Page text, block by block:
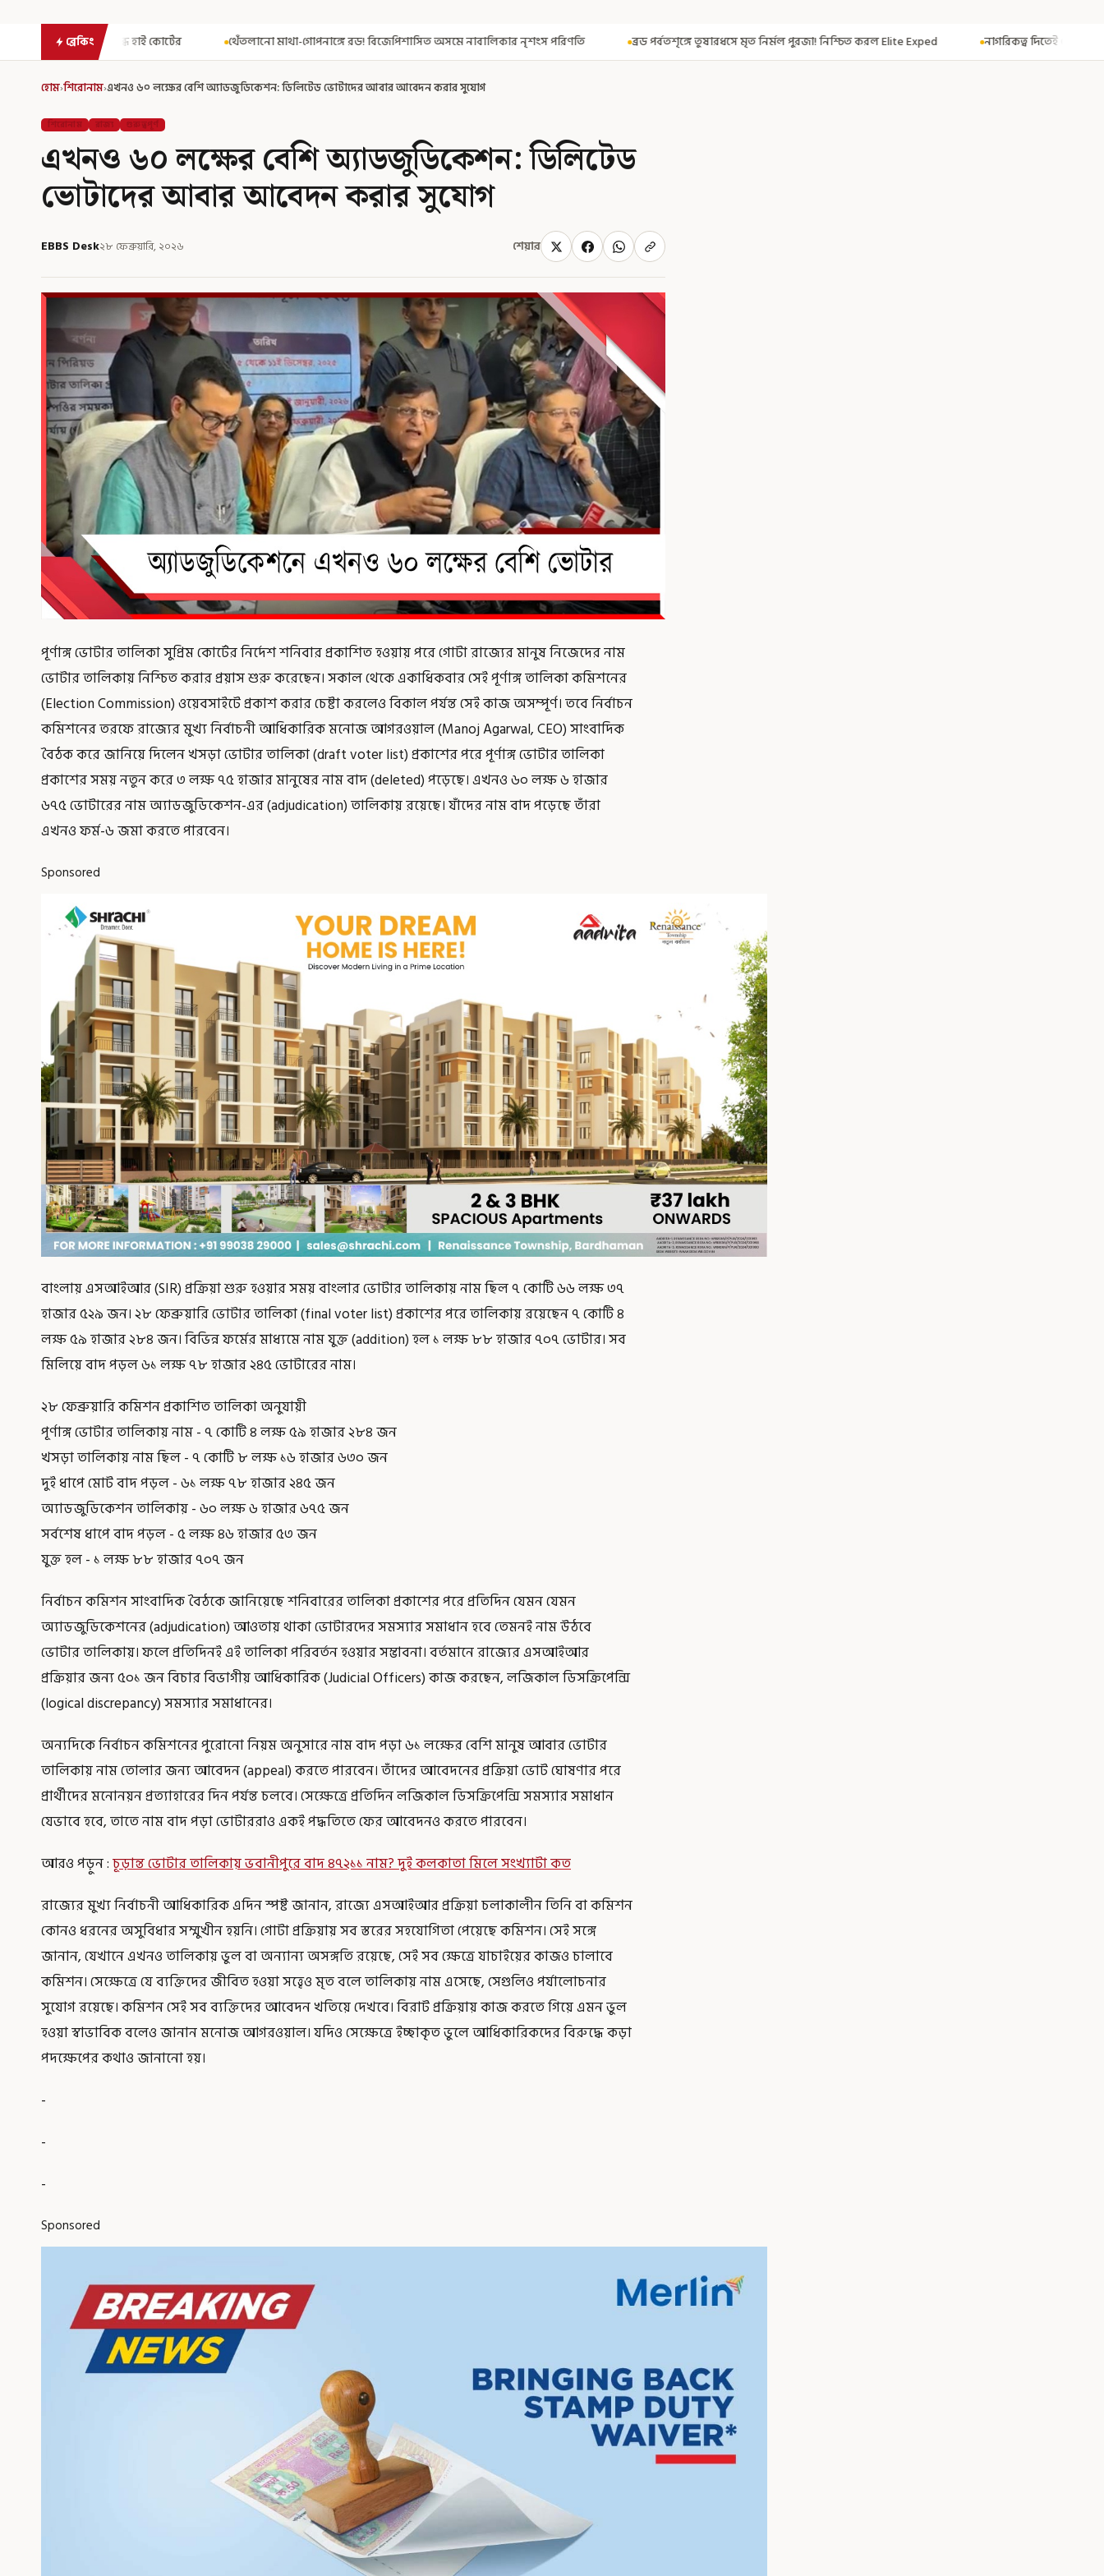
ব্রেকিংথেঁতলানো মাথা-গোপনাঙ্গে রড! বিজেপিশাসিত অসমে নাবালিকার নৃশংস পরিণতি ব্রড পর্বতশৃঙ্গে তুষারধসে মৃত নির্মল পুরজা! নিশ্চিত করল Elite Exped নাগরিকত্ব দিতেই CAA! ৩০০ মতুয়াকে নাগরিকত্বের
হোম›শিরোনাম›এখনও ৬০ লক্ষের বেশি অ্যাডজুডিকেশন: ডিলিটেড ভোটাদের আবার আবেদন করার সুযোগ
শিরোনাম রাজ্য গুরুত্বপূর্ণ
এখনও ৬০ লক্ষের বেশি অ্যাডজুডিকেশন: ডিলিটেড
ভোটাদের আবার আবেদন করার সুযোগ
EBBS Desk২৮ ফেব্রুয়ারি, ২০২৬ শেয়ার
পূর্ণাঙ্গ ভোটার তালিকা সুপ্রিম কোর্টের নির্দেশ শনিবার প্রকাশিত হওয়ায় পরে গোটা রাজ্যের মানুষ নিজেদের নাম
ভোটার তালিকায় নিশ্চিত করার প্রয়াস শুরু করেছেন। সকাল থেকে একাধিকবার সেই পূর্ণাঙ্গ তালিকা কমিশনের
(Election Commission) ওয়েবসাইটে প্রকাশ করার চেষ্টা করলেও বিকাল পর্যন্ত সেই কাজ অসম্পূর্ণ। তবে নির্বাচন
কমিশনের তরফে রাজ্যের মুখ্য নির্বাচনী আধিকারিক মনোজ আগরওয়াল (Manoj Agarwal, CEO) সাংবাদিক
বৈঠক করে জানিয়ে দিলেন খসড়া ভোটার তালিকা (draft voter list) প্রকাশের পরে পূর্ণাঙ্গ ভোটার তালিকা
প্রকাশের সময় নতুন করে ৩ লক্ষ ৭৫ হাজার মানুষের নাম বাদ (deleted) পড়েছে। এখনও ৬০ লক্ষ ৬ হাজার
৬৭৫ ভোটারের নাম অ্যাডজুডিকেশন-এর (adjudication) তালিকায় রয়েছে। যাঁদের নাম বাদ পড়েছে তাঁরা
এখনও ফর্ম-৬ জমা করতে পারবেন।
Sponsored
বাংলায় এসআইআর (SIR) প্রক্রিয়া শুরু হওয়ার সময় বাংলার ভোটার তালিকায় নাম ছিল ৭ কোটি ৬৬ লক্ষ ৩৭
হাজার ৫২৯ জন। ২৮ ফেব্রুয়ারি ভোটার তালিকা (final voter list) প্রকাশের পরে তালিকায় রয়েছেন ৭ কোটি ৪
লক্ষ ৫৯ হাজার ২৮৪ জন। বিভিন্ন ফর্মের মাধ্যমে নাম যুক্ত (addition) হল ১ লক্ষ ৮৮ হাজার ৭০৭ ভোটার। সব
মিলিয়ে বাদ পড়ল ৬১ লক্ষ ৭৮ হাজার ২৪৫ ভোটারের নাম।
২৮ ফেব্রুয়ারি কমিশন প্রকাশিত তালিকা অনুযায়ী
পূর্ণাঙ্গ ভোটার তালিকায় নাম - ৭ কোটি ৪ লক্ষ ৫৯ হাজার ২৮৪ জন
খসড়া তালিকায় নাম ছিল - ৭ কোটি ৮ লক্ষ ১৬ হাজার ৬৩০ জন
দুই ধাপে মোট বাদ পড়ল - ৬১ লক্ষ ৭৮ হাজার ২৪৫ জন
অ্যাডজুডিকেশন তালিকায় - ৬০ লক্ষ ৬ হাজার ৬৭৫ জন
সর্বশেষ ধাপে বাদ পড়ল - ৫ লক্ষ ৪৬ হাজার ৫৩ জন
যুক্ত হল - ১ লক্ষ ৮৮ হাজার ৭০৭ জন
নির্বাচন কমিশন সাংবাদিক বৈঠকে জানিয়েছে শনিবারের তালিকা প্রকাশের পরে প্রতিদিন যেমন যেমন
অ্যাডজুডিকেশনের (adjudication) আওতায় থাকা ভোটারদের সমস্যার সমাধান হবে তেমনই নাম উঠবে
ভোটার তালিকায়। ফলে প্রতিদিনই এই তালিকা পরিবর্তন হওয়ার সম্ভাবনা। বর্তমানে রাজ্যের এসআইআর
প্রক্রিয়ার জন্য ৫০১ জন বিচার বিভাগীয় আধিকারিক (Judicial Officers) কাজ করছেন, লজিকাল ডিসক্রিপেন্সি
(logical discrepancy) সমস্যার সমাধানের।
অন্যদিকে নির্বাচন কমিশনের পুরোনো নিয়ম অনুসারে নাম বাদ পড়া ৬১ লক্ষের বেশি মানুষ আবার ভোটার
তালিকায় নাম তোলার জন্য আবেদন (appeal) করতে পারবেন। তাঁদের আবেদনের প্রক্রিয়া ভোট ঘোষণার পরে
প্রার্থীদের মনোনয়ন প্রত্যাহারের দিন পর্যন্ত চলবে। সেক্ষেত্রে প্রতিদিন লজিকাল ডিসক্রিপেন্সি সমস্যার সমাধান
যেভাবে হবে, তাতে নাম বাদ পড়া ভোটাররাও একই পদ্ধতিতে ফের আবেদনও করতে পারবেন।
আরও পড়ুন :চূড়ান্ত ভোটার তালিকায় ভবানীপুরে বাদ ৪৭২১১ নাম? দুই কলকাতা মিলে সংখ্যাটা কত
রাজ্যের মুখ্য নির্বাচনী আধিকারিক এদিন স্পষ্ট জানান, রাজ্যে এসআইআর প্রক্রিয়া চলাকালীন তিনি বা কমিশন
কোনও ধরনের অসুবিধার সম্মুখীন হয়নি। গোটা প্রক্রিয়ায় সব স্তরের সহযোগিতা পেয়েছে কমিশন। সেই সঙ্গে
জানান, যেখানে এখনও তালিকায় ভুল বা অন্যান্য অসঙ্গতি রয়েছে, সেই সব ক্ষেত্রে যাচাইয়ের কাজও চালাবে
কমিশন। সেক্ষেত্রে যে ব্যক্তিদের জীবিত হওয়া সত্ত্বেও মৃত বলে তালিকায় নাম এসেছে, সেগুলিও পর্যালোচনার
সুযোগ রয়েছে। কমিশন সেই সব ব্যক্তিদের আবেদন খতিয়ে দেখবে। বিরাট প্রক্রিয়ায় কাজ করতে গিয়ে এমন ভুল
হওয়া স্বাভাবিক বলেও জানান মনোজ আগরওয়াল। যদিও সেক্ষেত্রে ইচ্ছাকৃত ভুলে আধিকারিকদের বিরুদ্ধে কড়া
পদক্ষেপের কথাও জানানো হয়।
-
-
-
Sponsored